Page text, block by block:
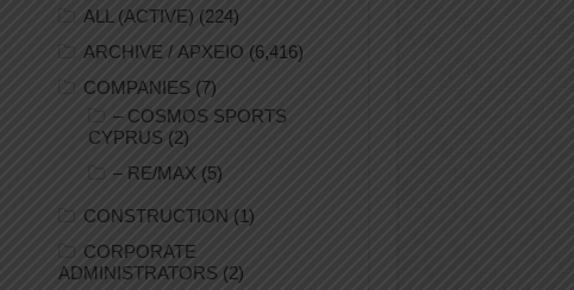
ALL (ACTIVE) (224)
ARCHIVE / ΑΡΧΕΙΟ (6,416)
COMPANIES (7)
– COSMOS SPORTS
CYPRUS (2)
– RE/MAX (5)
CONSTRUCTION (1)
CORPORATE
ADMINISTRATORS (2)